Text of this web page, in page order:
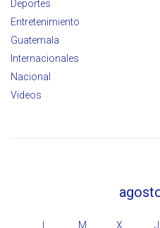
Deportes
Entretenimiento
Guatemala
Internacionales
Nacional
Videos
M X J